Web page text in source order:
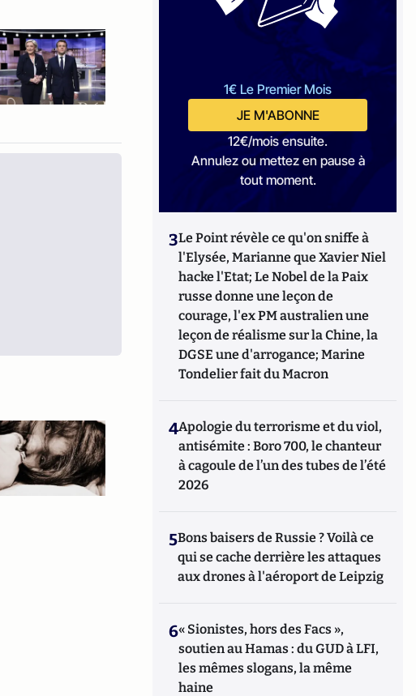
1€ Le Premier Mois
JE M'ABONNE
12€/mois ensuite.
Annulez ou mettez en pause à
tout moment.
3Le Point révèle ce qu'on sniffe à
l'Elysée, Marianne que Xavier Niel
hacke l'Etat; Le Nobel de la Paix
russe donne une leçon de
courage, l'ex PM australien une
leçon de réalisme sur la Chine, la
DGSE une d'arrogance; Marine
Tondelier fait du Macron
4Apologie du terrorisme et du viol,
antisémite : Boro 700, le chanteur
à cagoule de l’un des tubes de l’été
2026
5Bons baisers de Russie ? Voilà ce
qui se cache derrière les attaques
aux drones à l'aéroport de Leipzig
6« Sionistes, hors des Facs »,
soutien au Hamas : du GUD à LFI,
les mêmes slogans, la même
haine